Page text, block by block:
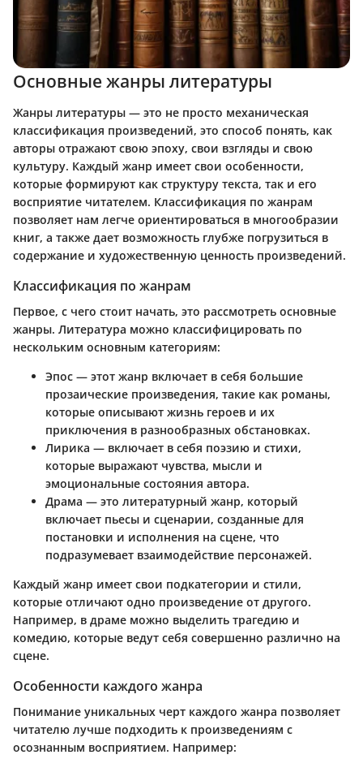
Основные жанры литературы
Жанры литературы — это не просто механическая
классификация произведений, это способ понять, как
авторы отражают свою эпоху, свои взгляды и свою
культуру. Каждый жанр имеет свои особенности,
которые формируют как структуру текста, так и его
восприятие читателем. Классификация по жанрам
позволяет нам легче ориентироваться в многообразии
книг, а также дает возможность глубже погрузиться в
содержание и художeственную ценность произведений.
Классификация по жанрам
Первое, с чего стоит начать, это рассмотреть основные
жанры. Литература можно классифицировать по
нескольким основным категориям:
Эпос — этот жанр включает в себя большие
прозаические произведения, такие как романы,
которые описывают жизнь героев и их
приключения в разнообразных обстановках.
Лирика — включает в себя поэзию и стихи,
которые выражают чувства, мысли и
эмоциональные состояния автора.
Драма — это литературный жанр, который
включает пьесы и сценарии, созданные для
постановки и исполнения на сцене, что
подразумевает взаимодействие персонажей.
Каждый жанр имеет свои подкатегории и стили,
которые отличают одно произведение от другого.
Например, в драме можно выделить трагедию и
комедию, которые ведут себя совершенно различно на
сцене.
Особенности каждого жанра
Понимание уникальных черт каждого жанра позволяет
читателю лучше подходить к произведениям с
осознанным восприятием. Например: